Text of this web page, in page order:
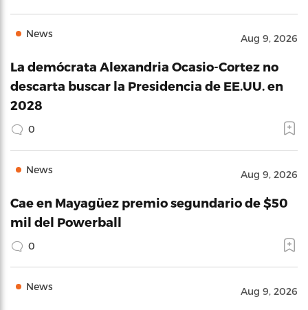
News Aug 9, 2026
La demócrata Alexandria Ocasio-Cortez no
descarta buscar la Presidencia de EE.UU. en
2028
0
News Aug 9, 2026
Cae en Mayagüez premio segundario de $50
mil del Powerball
0
News Aug 9, 2026